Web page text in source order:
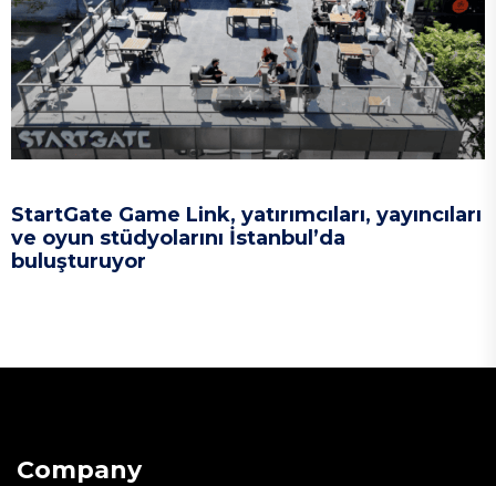
StartGate Game Link, yatırımcıları, yayıncıları
ve oyun stüdyolarını İstanbul’da
buluşturuyor
Company